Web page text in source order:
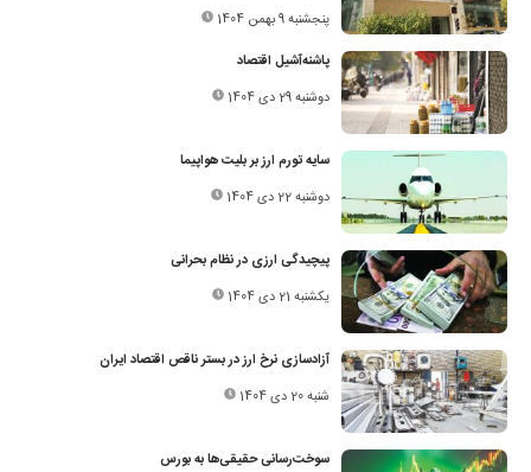
پنجشنبه 9 بهمن 1404
پاشنه‌آشیل اقتصاد
دوشنبه 29 دی 1404
سایه تورم ارز بر بلیت هواپیما
دوشنبه 22 دی 1404
پیچیدگی ارزی در نظام بحرانی
یکشنبه 21 دی 1404
آزادسازی نرخ ارز در بستر ناقص اقتصاد ایران
شنبه 20 دی 1404
سوخت‌رسانی حقیقی‌ها به بورس